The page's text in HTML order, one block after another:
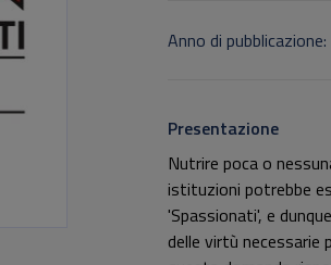
Anno di pubblicazione:
Presentazione
Nutrire poca o
istituzioni potrebbe
'Spassionati', e
delle virtù necessarie